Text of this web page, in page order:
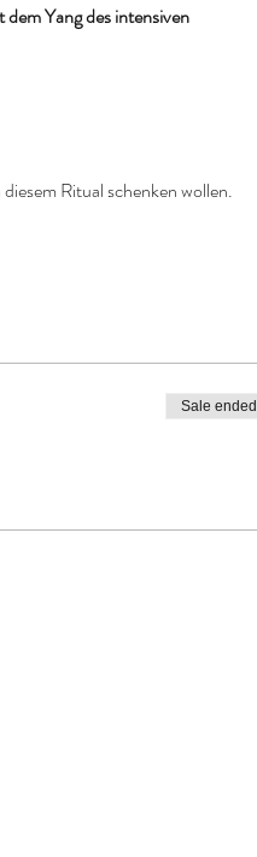
Yang des intensiven
Ritual schenken wollen.
Sale ended